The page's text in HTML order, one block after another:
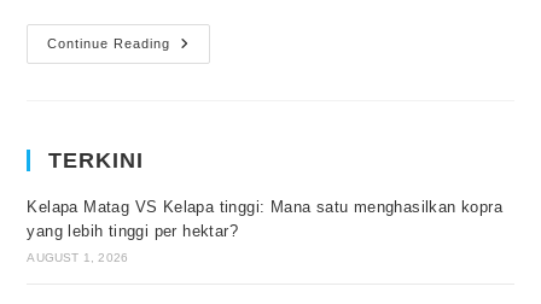
Continue Reading
TERKINI
Kelapa Matag VS Kelapa tinggi: Mana satu menghasilkan kopra
yang lebih tinggi per hektar?
AUGUST 1, 2026